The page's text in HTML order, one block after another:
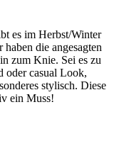
es im Herbst/Winter
die angesagten
zum Knie. Sei es zu
oder casual Look,
stylisch. Diese
ein Muss!